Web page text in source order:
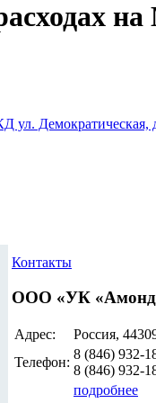
ул. Демократическая,
Контакты
ООО «УК
Адрес:
Россия,
Телефон:
8 (846) 932-
8 (846) 932-
подробнее